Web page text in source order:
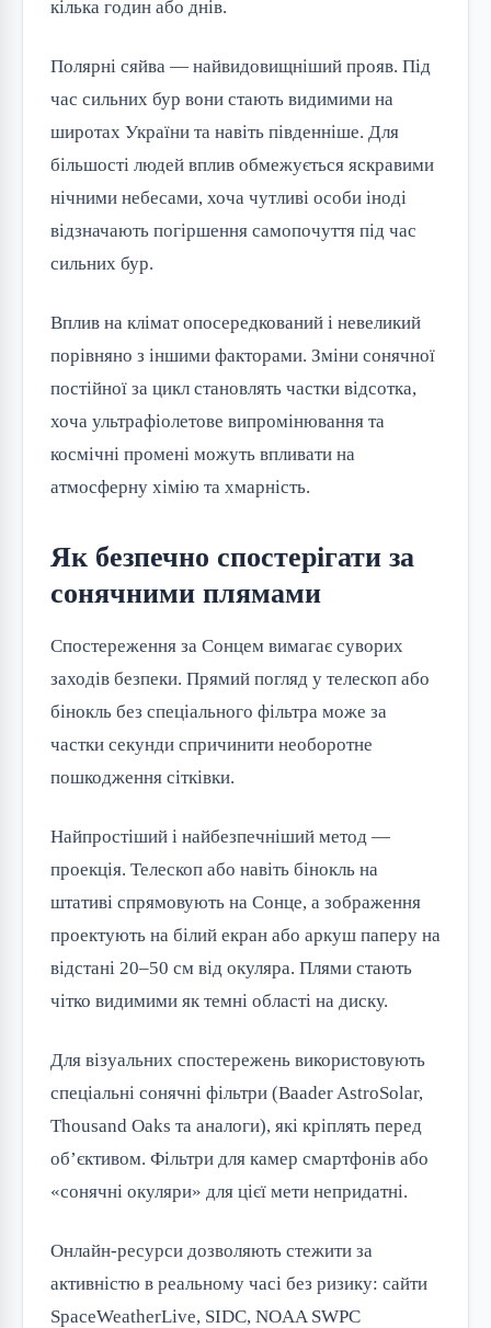
кілька годин або днів.
Полярні сяйва — найвидовищніший прояв. Під
час сильних бур вони стають видимими на
широтах України та навіть південніше. Для
більшості людей вплив обмежується яскравими
нічними небесами, хоча чутливі особи іноді
відзначають погіршення самопочуття під час
сильних бур.
Вплив на клімат опосередкований і невеликий
порівняно з іншими факторами. Зміни сонячної
постійної за цикл становлять частки відсотка,
хоча ультрафіолетове випромінювання та
космічні промені можуть впливати на
атмосферну хімію та хмарність.
Як безпечно спостерігати за
сонячними плямами
Спостереження за Сонцем вимагає суворих
заходів безпеки. Прямий погляд у телескоп або
бінокль без спеціального фільтра може за
частки секунди спричинити необоротне
пошкодження сітківки.
Найпростіший і найбезпечніший метод —
проекція. Телескоп або навіть бінокль на
штативі спрямовують на Сонце, а зображення
проектують на білий екран або аркуш паперу на
відстані 20–50 см від окуляра. Плями стають
чітко видимими як темні області на диску.
Для візуальних спостережень використовують
спеціальні сонячні фільтри (Baader AstroSolar,
Thousand Oaks та аналоги), які кріплять перед
об’єктивом. Фільтри для камер смартфонів або
«сонячні окуляри» для цієї мети непридатні.
Онлайн-ресурси дозволяють стежити за
активністю в реальному часі без ризику: сайти
SpaceWeatherLive, SIDC, NOAA SWPC